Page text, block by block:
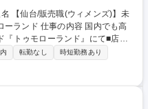
容 国内でも高
『トゥモローランド』にて■店頭
スプレイの提案、変更 ■SNSな
たします。 ★ウィメンズ
に2回、自己評価と店長評価・
ニケーションを目的とした評価制
身が今後チャレンジしたいブラ
転勤なし
時短勤務あり